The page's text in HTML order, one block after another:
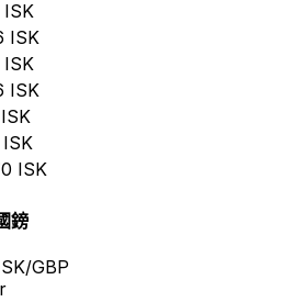
ISK
ISK
ISK
ISK
ISK
ISK
ISK
鎊
GBP